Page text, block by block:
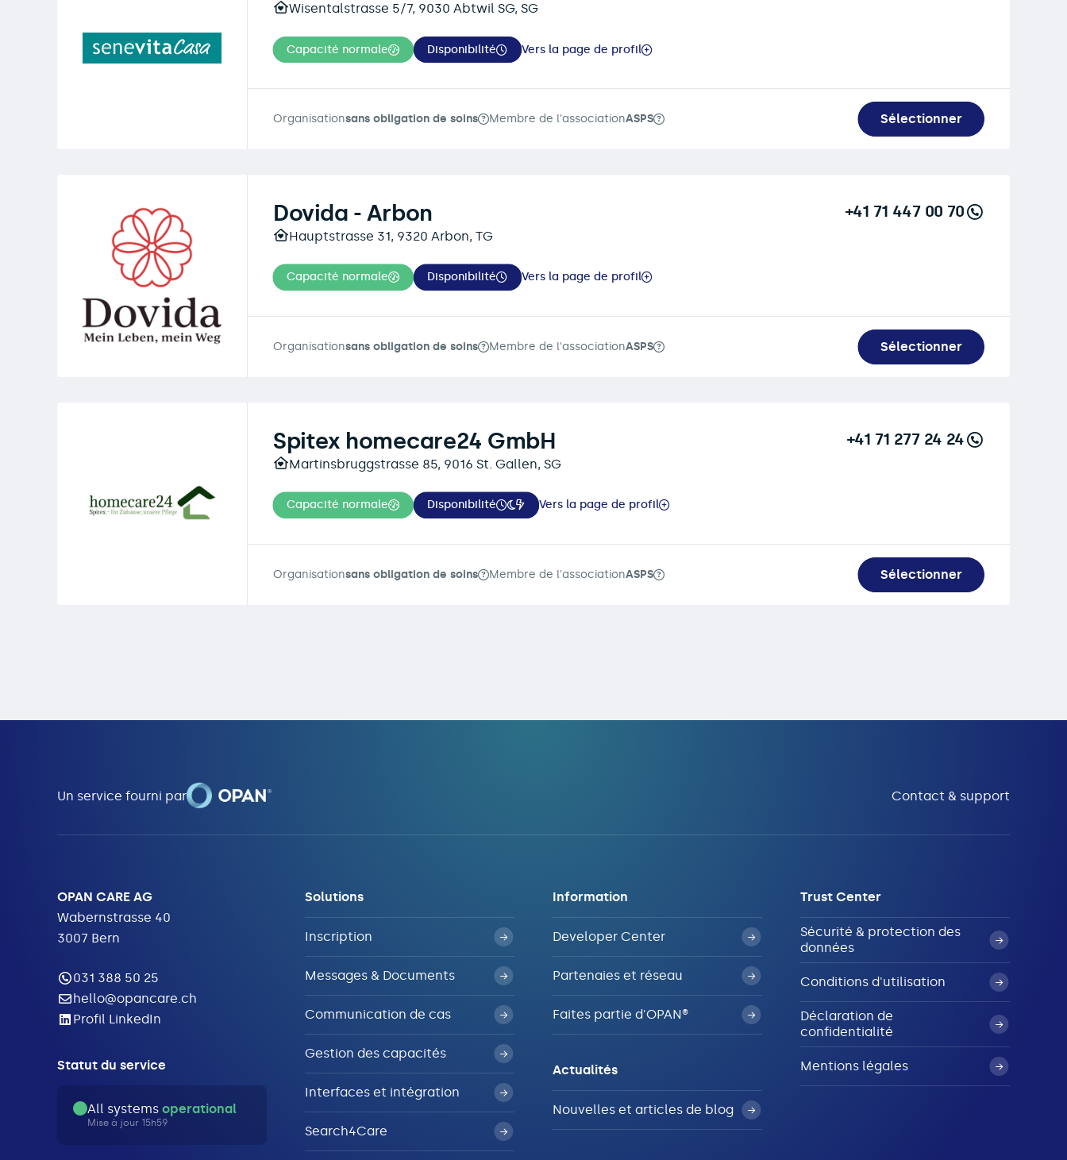
Wisentalstrasse 5/7, 9030 Abtwil SG, SG
Capacité normale Disponibilité Vers la page de profil
Organisationsans obligation de soins Membre de l'associationASPS Sélectionner
Dovida - Arbon
Hauptstrasse 31, 9320 Arbon, TG
+41 71 447 00 70
Capacité normale Disponibilité Vers la page de profil
Organisationsans obligation de soins Membre de l'associationASPS Sélectionner
Spitex homecare24 GmbH
Martinsbruggstrasse 85, 9016 St. Gallen, SG
+41 71 277 24 24
Capacité normale Disponibilité Vers la page de profil
Organisationsans obligation de soins Membre de l'associationASPS Sélectionner
Un service fourni par Contact & support
OPAN CARE AG
Wabernstrasse 40
3007 Bern
031 388 50 25
hello@opancare.ch
Profil LinkedIn
Statut du service
All systems operational
Mise à jour 15h59
Solutions
Inscription
Messages & Documents
Communication de cas
Gestion des capacités
Interfaces et intégration
Search4Care
Information
Developer Center
Partenaies et réseau
Faites partie d'OPAN®
Actualités
Nouvelles et articles de blog
Trust Center
Sécurité & protection des
données
Conditions d'utilisation
Déclaration de
confidentialité
Mentions légales